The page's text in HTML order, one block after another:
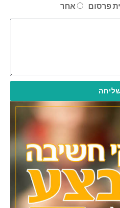
פרסום
אחר